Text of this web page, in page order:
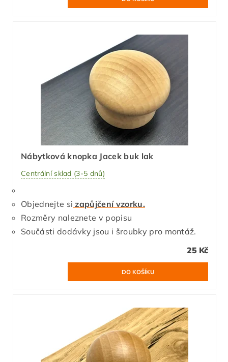
Nábytková knopka Jacek buk lak
Centrální sklad (3-5 dnů)
Objednejte si zapůjčení vzorku.
Rozměry naleznete v popisu
Součásti dodávky jsou i šroubky pro montáž.
25 Kč